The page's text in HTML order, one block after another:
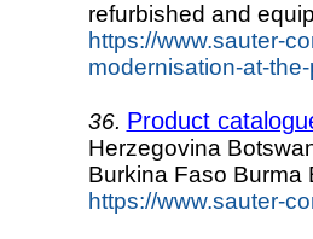
refurbished and
https://www.sauter-
modernisation-at-
36. Product
Herzegovina
Burkina Faso Burma
https://www.sauter-